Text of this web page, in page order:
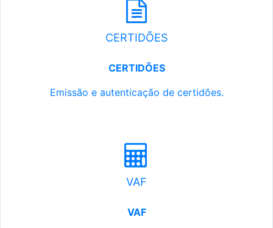
CERTIDÕES
CERTIDÕES
Emissão e autenticação de certidões.
VAF
VAF